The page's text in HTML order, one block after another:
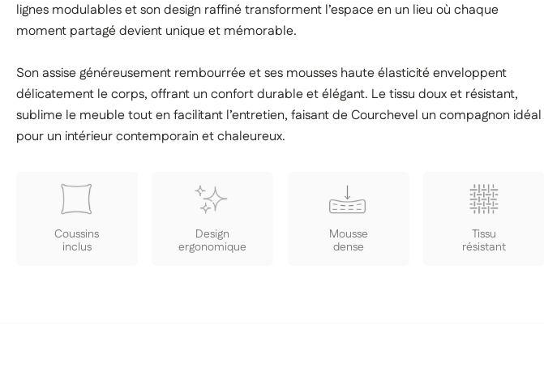
lignes modulables et son design raffiné transforment l’espace en un lieu où chaque
moment partagé devient unique et mémorable.
Son assise généreusement rembourrée et ses mousses haute élasticité enveloppent
délicatement le corps, offrant un confort durable et élégant. Le tissu doux et résistant,
sublime le meuble tout en facilitant l’entretien, faisant de Courchevel un compagnon idéal
pour un intérieur contemporain et chaleureux.
Coussins
inclus
Design
ergonomique
Mousse
dense
Tissu
résistant